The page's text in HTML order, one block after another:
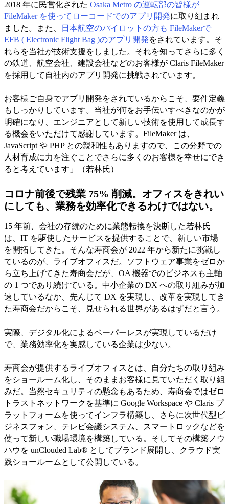
2018 年に民営化された Osaka Metro の運転部の皆様が
FileMaker を使ってローコードでのアプリ開発に取り組まれ
ました。また、
日本航空のパイロットの方も FileMakerで
EFB ( Electronic Flight Bag )のアプリ開発をされています。そ
れらを当社が技術支援をしました。それを知ってさらに多く
の鉄道、航空会社、建設会社などのお客様が Claris FileMaker
を採用して自社内のアプリ開発に挑戦されています。
お客様ご自身でアプリ開発をされているからこそ、要件定義
もしっかりしています。当社が何をお手伝いすべきなのかが
明確になり、エンジニアとして新しい技術を使用して成長す
る機会をいただけて感謝しています。FileMaker は、
JavaScript や PHP との親和性もありますので、この分野での
人材育成に力を注ぐことでさらに多くのお客様を幸せにでき
ると考えています」（若林氏）
コロナ前後で残業 75% 削減。オフィスをきれい
にしても、業務を効率化できるわけではない。
15 年前、会社の存続のために業態転換を決断した若林氏
は、IT を駆使したサービスを提供することで、新しい市場
を開拓してきた。そんな寿商会が 2022 年から新たに挑戦し
ているのが、ライブオフィスだ。ソフトウェア事業をゼロか
ら立ち上げてきた寿商会だが、OA 機器でのビジネスも主軸
の 1 つであり続けている。中小企業の DX への取り組みが加
速しているなか、先んじて DX を実現し、改革を実現してき
た寿商会だからこそ、見せられる世界があるはずだと言う。
実際、デジタル化によるペーパーレスが実現しているだけ
で、業務効率化を実感している企業は少ない。
寿商会が提供するライブオフィスとは、自分たちの取り組み
をショールーム化し、そのままお客様に見ていただく取り組
みだ。当然セキュリティの懸念もあるため、寿商会ではゼロ
トラストネットワークを基準に Google Workspace や Claris プ
ラットフォームを使ってインフラ構築し、さらに次世代型ビ
ジネスフォン、テレビ会議システム、スマートロックなどを
使って新しい職場環境を構築している。そしてその構築ノウ
ハウを unClouded Lab®︎ としてブランド展開し、クラウド実
践ショールームとして公開している。